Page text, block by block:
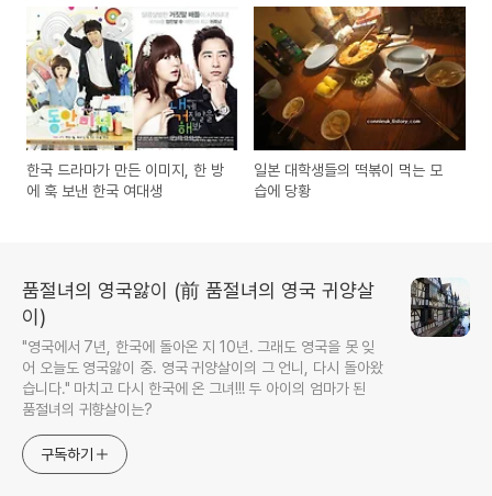
한국 드라마가 만든 이미지, 한 방
에 훅 보낸 한국 여대생
일본 대학생들의 떡볶이 먹는 모
습에 당황
품절녀의 영국앓이 (前 품절녀의 영국 귀양살
이)
"영국에서 7년, 한국에 돌아온 지 10년. 그래도 영국을 못 잊
어 오늘도 영국앓이 중. 영국 귀양살이의 그 언니, 다시 돌아왔
습니다." 마치고 다시 한국에 온 그녀!!! 두 아이의 엄마가 된
품절녀의 귀향살이는?
구독하기